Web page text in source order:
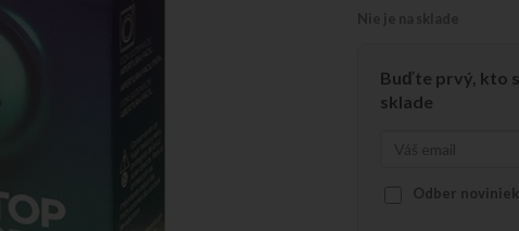
Buďte prvý, kto
sklade
Odber